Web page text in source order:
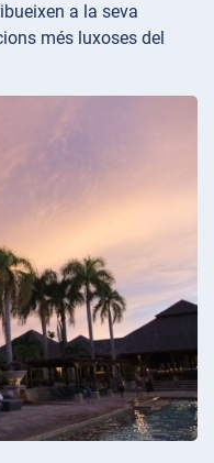
a la seva
més luxoses del